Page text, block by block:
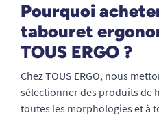
Pourquoi
tabouret
TOUS ERGO ?
Chez TOUS ERGO, nous
sélectionner des produits de
toutes les morphologies et à